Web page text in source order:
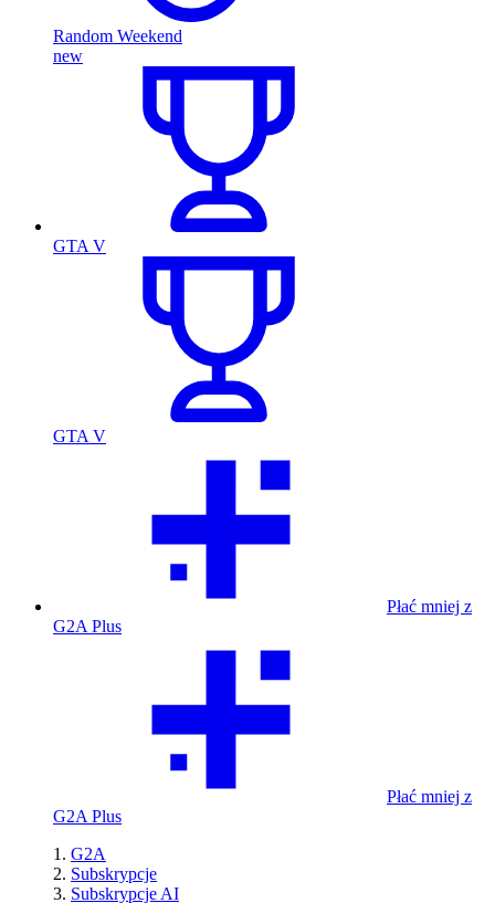
Random Weekend
new
GTA V
GTA V
Płać mniej z
G2A Plus
Płać mniej z
G2A Plus
G2A
Subskrypcje
Subskrypcje AI